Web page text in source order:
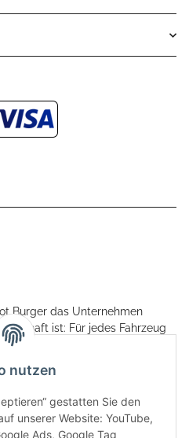
Burger das Unternehmen
ist: Für jedes Fahrzeug
und individuell.
kamen
Hardtopständer hinzu.
Deutschland produziert und
und Materialien gefertigt.
nutzen
gestatten Sie den
unserer Website: YouTube,
Ads, Google Tag